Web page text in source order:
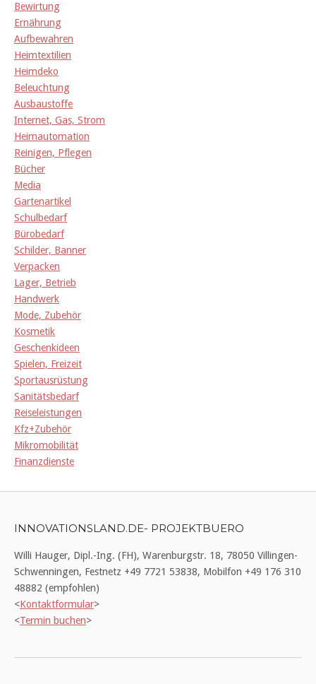
Bewirtung
Ernährung
Aufbewahren
Heimtextilien
Heimdeko
Beleuchtung
Ausbaustoffe
Internet, Gas, Strom
Heimautomation
Reinigen, Pflegen
Bücher
Media
Gartenartikel
Schulbedarf
Bürobedarf
Schilder, Banner
Verpacken
Lager, Betrieb
Handwerk
Mode, Zubehör
Kosmetik
Geschenkideen
Spielen, Freizeit
Sportausrüstung
Sanitätsbedarf
Reiseleistungen
Kfz+Zubehör
Mikromobilität
Finanzdienste
INNOVATIONSLAND.DE- PROJEKTBUERO
Willi Hauger, Dipl.-Ing. (FH), Warenburgstr. 18, 78050 Villingen-
Schwenningen, Festnetz +49 7721 53838, Mobilfon +49 176 310
48882 (empfohlen)
<Kontaktformular>
<Termin buchen>